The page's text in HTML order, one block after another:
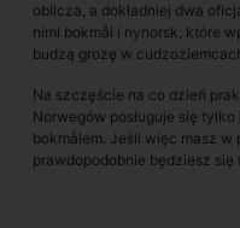
oblicza, a dokładniej dwa
nimi bokmål i nynorsk, które
budzą grozę w
Na szczęście na co dzień
Norwegów posługuje się
bokmålem. Jeśli więc masz w
prawdopodobnie będziesz się